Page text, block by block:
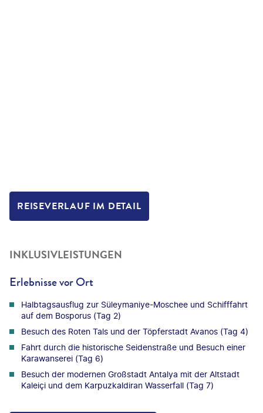
REISEVERLAUF IM DETAIL
INKLUSIVLEISTUNGEN
Erlebnisse vor Ort
Halbtagsausflug zur Süleymaniye-Moschee und Schifffahrt
auf dem Bosporus (Tag 2)
Besuch des Roten Tals und der Töpferstadt Avanos (Tag 4)
Fahrt durch die historische Seidenstraße und Besuch einer
Karawanserei (Tag 6)
Besuch der modernen Großstadt Antalya mit der Altstadt
Kaleiçi und dem Karpuzkaldiran Wasserfall (Tag 7)